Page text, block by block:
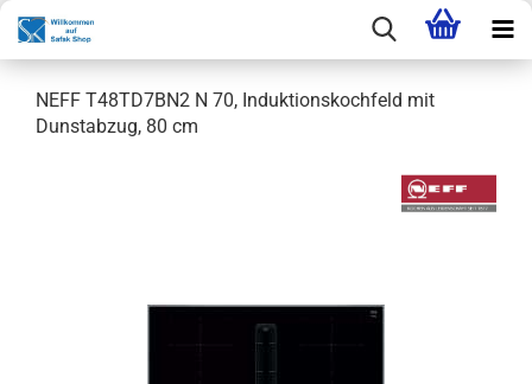
NEFF T48TD7BN2 N 70, Induktionskochfeld mit
Dunstabzug, 80 cm